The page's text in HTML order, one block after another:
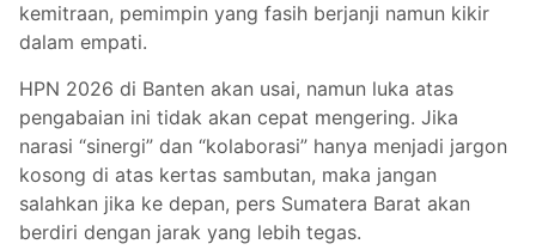
kemitraan, pemimpin yang fasih berjanji namun kikir
dalam empati.
HPN 2026 di Banten akan usai, namun luka atas
pengabaian ini tidak akan cepat mengering. Jika
narasi “sinergi” dan “kolaborasi” hanya menjadi jargon
kosong di atas kertas sambutan, maka jangan
salahkan jika ke depan, pers Sumatera Barat akan
berdiri dengan jarak yang lebih tegas.